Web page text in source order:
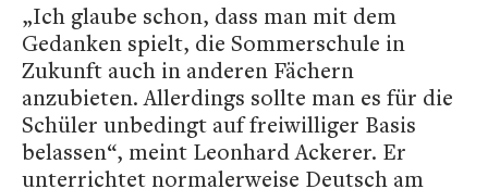
„Ich glaube schon, dass man mit dem
Gedanken spielt, die Sommerschule in
Zukunft auch in anderen Fächern
anzubieten. Allerdings sollte man es für die
Schüler unbedingt auf freiwilliger Basis
belassen“, meint Leonhard Ackerer. Er
unterrichtet normalerweise Deutsch am